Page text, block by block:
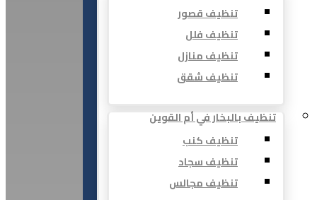
تنظيف قصور
تنظيف فلل
تنظيف منازل
تنظيف شقق
تنظيف بالبخار في أم القوين
تنظيف كنب
تنظيف سجاد
تنظيف مجالس